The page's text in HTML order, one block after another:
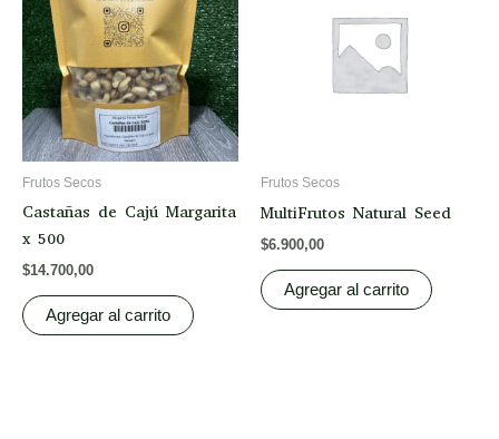
Frutos Secos
Castañas de Cajú Margarita
x 500
$14.700,00
Agregar al carrito
Frutos Secos
MultiFrutos Natural Seed
$6.900,00
Agregar al carrito